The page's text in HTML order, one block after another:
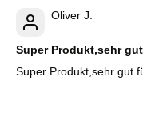
Oliver J.
Super Produkt,sehr
Super Produkt,sehr gut